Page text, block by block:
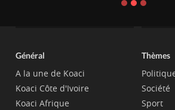
Général
A la une de Koaci
Koaci Côte d'Ivoire
Koaci Afrique
Thèmes
Société
Sport